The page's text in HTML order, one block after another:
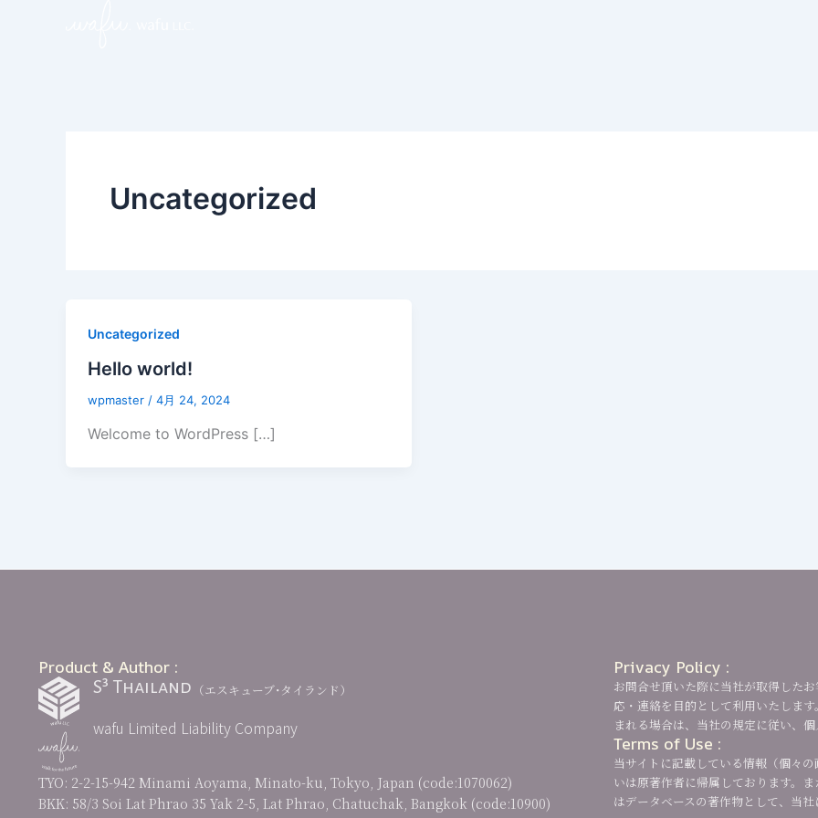
Uncategorized
Uncategorized
Hello world!
wpmaster / 4月 24, 2024
Welcome to WordPress […]
Privacy Policy :
お問合せ頂いた際に当社が取得した
応・連絡を目的として利用いたしま
まれる場合は、当社の規定に従い、
Terms of Use :
当サイトに記載している情報（個々
いは原著作者に帰属しております。
はデータベースの著作物として、当
Product & Author :
S³ Thailand （エスキューブ･タイランド）
wafu Limited Liability Company
TYO: 2-2-15-942 Minami Aoyama, Minato-ku, Tokyo, Japan (code:1070062)
BKK: 58/3 Soi Lat Phrao 35 Yak 2-5, Lat Phrao, Chatuchak, Bangkok (code:10900)